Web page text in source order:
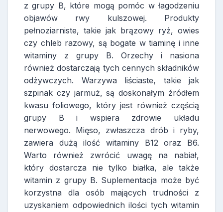
z grupy B, które mogą pomóc w łagodzeniu
objawów rwy kulszowej. Produkty
pełnoziarniste, takie jak brązowy ryż, owies
czy chleb razowy, są bogate w tiaminę i inne
witaminy z grupy B. Orzechy i nasiona
również dostarczają tych cennych składników
odżywczych. Warzywa liściaste, takie jak
szpinak czy jarmuż, są doskonałym źródłem
kwasu foliowego, który jest również częścią
grupy B i wspiera zdrowie układu
nerwowego. Mięso, zwłaszcza drób i ryby,
zawiera dużą ilość witaminy B12 oraz B6.
Warto również zwrócić uwagę na nabiał,
który dostarcza nie tylko białka, ale także
witamin z grupy B. Suplementacja może być
korzystna dla osób mających trudności z
uzyskaniem odpowiednich ilości tych witamin